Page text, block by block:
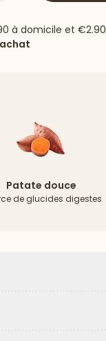
à domicile et €2.90
Patate douce
de glucides digestes